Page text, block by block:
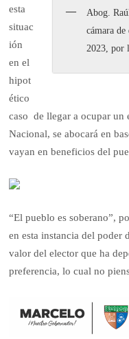
Abog.
cámara
2023, por
esta
situac
ión
en el
hipot
ético
caso de llegar a ocupar un
Nacional, se abocará en
vayan en beneficios del
“El pueblo es soberano”,
en esta instancia del poder
valor del elector que ha
preferencia, lo cual no